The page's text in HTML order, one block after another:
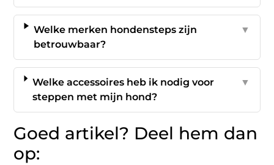
Welke merken hondensteps zijn
betrouwbaar?
▼
Welke accessoires heb ik nodig voor
steppen met mijn hond?
▼
Goed artikel? Deel hem dan
op: